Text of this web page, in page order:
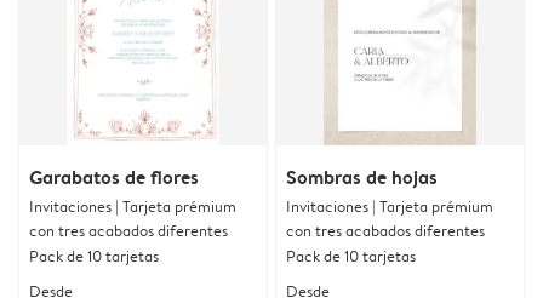
Garabatos de flores
Invitaciones | Tarjeta prémium
con tres acabados diferentes
Pack de 10 tarjetas
Desde
Sombras de hojas
Invitaciones | Tarjeta prémium
con tres acabados diferentes
Pack de 10 tarjetas
Desde